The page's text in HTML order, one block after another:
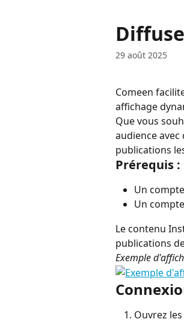
29 août 2025
Comeen
affichage
Que vous
audience
publications
Prérequis :
Un
Un
Le contenu
publications
Exemple
Ouvrez